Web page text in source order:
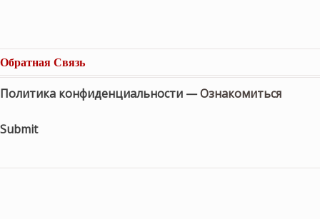
Обратная Связь
Политика конфиденциальности —Ознакомиться
Submit